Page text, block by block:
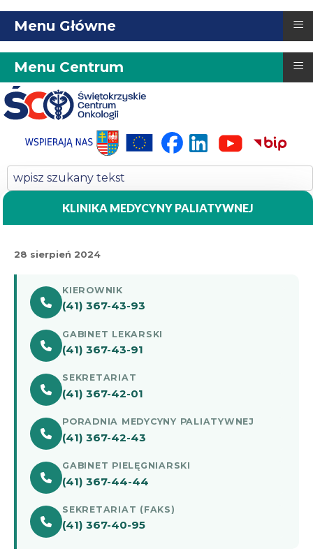
Menu Główne ≡
Menu Centrum ≡
KLINIKA MEDYCYNY PALIATYWNEJ
28 sierpień 2024
KIEROWNIK
(41) 367-43-93
GABINET LEKARSKI
(41) 367-43-91
SEKRETARIAT
(41) 367-42-01
PORADNIA MEDYCYNY PALIATYWNEJ
(41) 367-42-43
GABINET PIELĘGNIARSKI
(41) 367-44-44
SEKRETARIAT (FAKS)
(41) 367-40-95